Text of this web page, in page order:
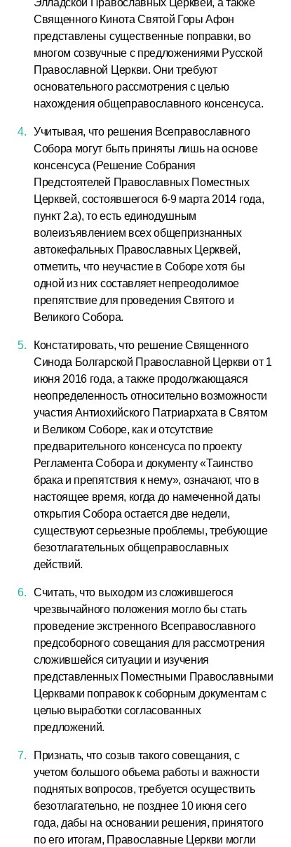
Элладской Православных Церквей, а также
Священного Кинота Святой Горы Афон
представлены существенные поправки, во
многом созвучные с предложениями Русской
Православной Церкви. Они требуют
основательного рассмотрения с целью
нахождения общеправославного консенсуса.
Учитывая, что решения Всеправославного
Собора могут быть приняты лишь на основе
консенсуса (Решение Собрания
Предстоятелей Православных Поместных
Церквей, состоявшегося 6-9 марта 2014 года,
пункт 2.а), то есть единодушным
волеизъявлением всех общепризнанных
автокефальных Православных Церквей,
отметить, что неучастие в Соборе хотя бы
одной из них составляет непреодолимое
препятствие для проведения Святого и
Великого Собора.
Констатировать, что решение Священного
Синода Болгарской Православной Церкви от 1
июня 2016 года, а также продолжающаяся
неопределенность относительно возможности
участия Антиохийского Патриархата в Святом
и Великом Соборе, как и отсутствие
предварительного консенсуса по проекту
Регламента Собора и документу «Таинство
брака и препятствия к нему», означают, что в
настоящее время, когда до намеченной даты
открытия Собора остается две недели,
существуют серьезные проблемы, требующие
безотлагательных общеправославных
действий.
Считать, что выходом из сложившегося
чрезвычайного положения могло бы стать
проведение экстренного Всеправославного
предсоборного совещания для рассмотрения
сложившейся ситуации и изучения
представленных Поместными Православными
Церквами поправок к соборным документам с
целью выработки согласованных
предложений.
Признать, что созыв такого совещания, с
учетом большого объема работы и важности
поднятых вопросов, требуется осуществить
безотлагательно, не позднее 10 июня сего
года, дабы на основании решения, принятого
по его итогам, Православные Церкви могли